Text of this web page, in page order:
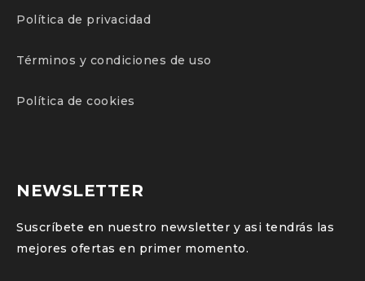
Política de privacidad
Términos y condiciones de uso
Política de cookies
NEWSLETTER
Suscríbete en nuestro newsletter y asi tendrás las
mejores ofertas en primer momento.